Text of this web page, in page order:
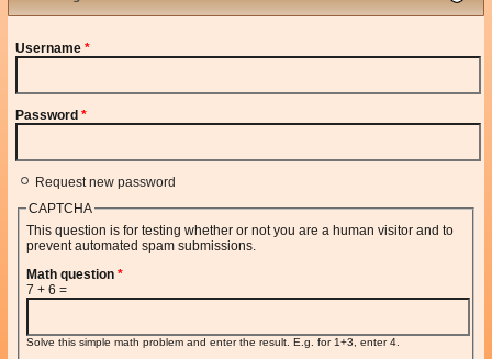
Username*
Password*
Request new password
CAPTCHA
This question is for testing whether or not you are a human visitor and to
prevent automated spam submissions.
Math question*
7 + 6 =
Solve this simple math problem and enter the result. E.g. for 1+3, enter 4.